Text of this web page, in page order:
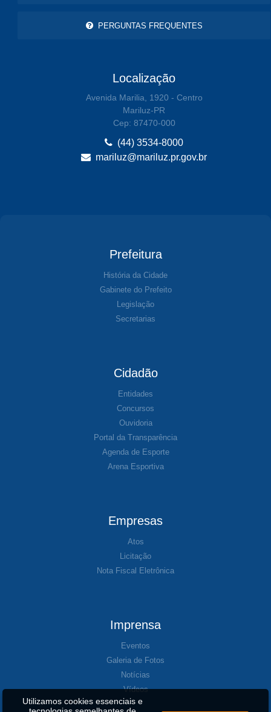
PERGUNTAS FREQUENTES
Localização
Avenida Marilia, 1920 - Centro
Mariluz-PR
Cep: 87470-000
(44) 3534-8000
mariluz@mariluz.pr.gov.br
Prefeitura
História da Cidade
Gabinete do Prefeito
Legislação
Secretarias
Cidadão
Entidades
Concursos
Ouvidoria
Portal da Transparência
Agenda de Esporte
Arena Esportiva
Empresas
Atos
Licitação
Nota Fiscal Eletrônica
Imprensa
Eventos
Galeria de Fotos
Notícias
Vídeos
Utilizamos cookies essenciais e